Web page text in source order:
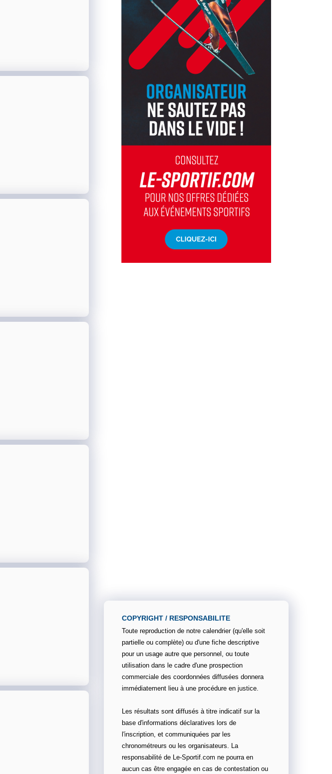
COPYRIGHT / RESPONSABILITE
Toute reproduction de notre calendrier (qu'elle soit
partielle ou complète) ou d'une fiche descriptive
pour un usage autre que personnel, ou toute
utilisation dans le cadre d'une prospection
commerciale des coordonnées diffusées donnera
immédiatement lieu à une procédure en justice.
Les résultats sont diffusés à titre indicatif sur la
base d'informations déclaratives lors de
l'inscription, et communiquées par les
chronométreurs ou les organisateurs. La
responsabilité de Le-Sportif.com ne pourra en
aucun cas être engagée en cas de contestation ou